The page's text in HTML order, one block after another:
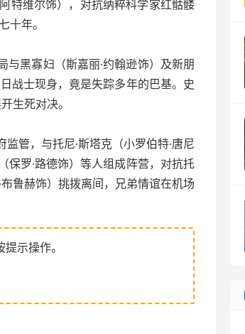
特维尔饰），对抗纳粹科学家红骷髅
十年。
与黑寡妇（斯嘉丽·约翰逊饰）及新朋
战士现身，竟是失踪多年的巴基。史
生死对决。
管，与托尼·斯塔克（小罗伯特·唐尼
罗·路德饰）等人组成阵营，对抗托
鲁赫饰）挑拨离间，兄弟情谊在机场
示操作。